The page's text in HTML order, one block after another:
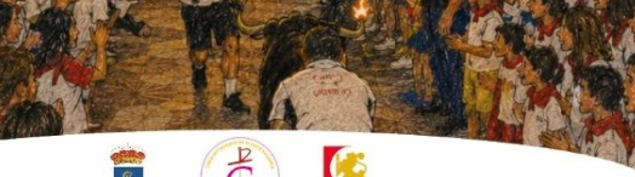
porque dependemos de una
hemos recibido. Por un lado, son
otro, una serie de patrocinios que el
para que ese dinero nos llegara